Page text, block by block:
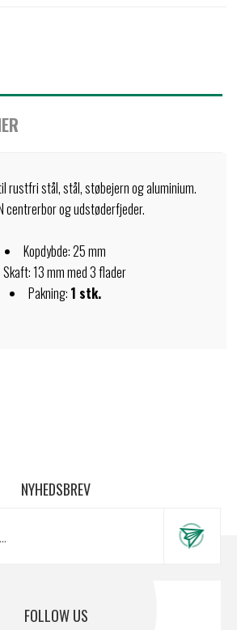
rustfri stål, stål, støbejern og aluminium.
centrerbor og udstøderfjeder.
Kopdybde: 25 mm
Skaft: 13 mm med 3 flader
Pakning: 1 stk.
NYHEDSBREV
FOLLOW US